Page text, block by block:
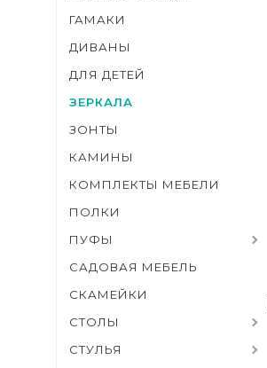
ГАМАКИ
ДИВАНЫ
ДЛЯ ДЕТЕЙ
ЗЕРКАЛА
ЗОНТЫ
КАМИНЫ
КОМПЛЕКТЫ МЕБЕЛИ
ПОЛКИ
ПУФЫ
САДОВАЯ МЕБЕЛЬ
СКАМЕЙКИ
СТОЛЫ
СТУЛЬЯ